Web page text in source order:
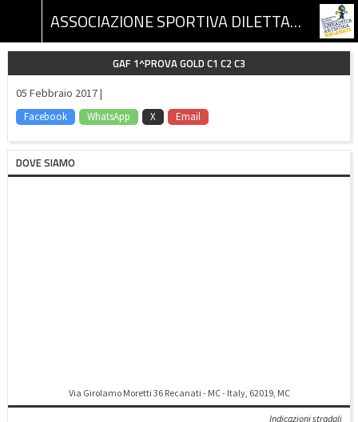
ASSOCIAZIONE SPORTIVA DILETTANTISTICA GINNASTICA ARTISTICA RECANATI
GAF 1^PROVA GOLD C1 C2 C3
05 Febbraio 2017 |
Facebook WhatsApp X Email
DOVE SIAMO
Via Girolamo Moretti 36 Recanati - MC - Italy, 62019, MC
Indicazioni stradali